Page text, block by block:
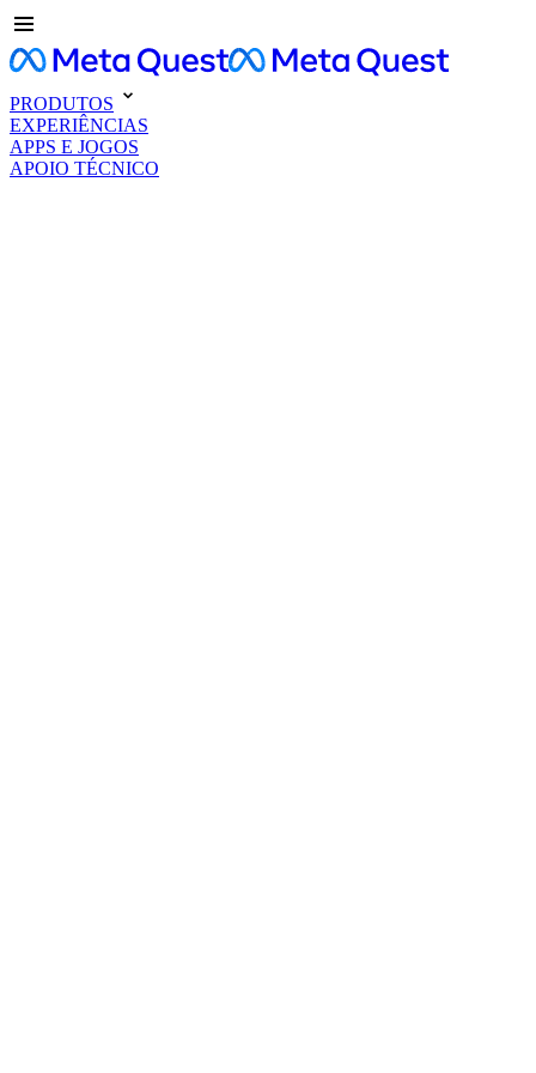
PRODUTOS
EXPERIÊNCIAS
APPS E JOGOS
APOIO TÉCNICO